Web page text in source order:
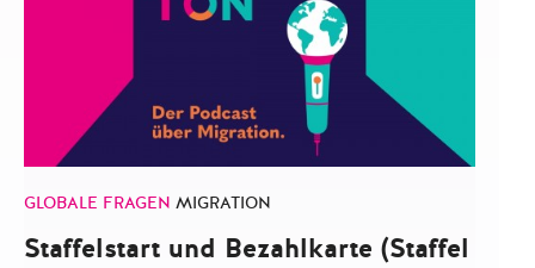
GLOBALE FRAGEN MIGRATION
Staffelstart und Bezahlkarte (Staffel